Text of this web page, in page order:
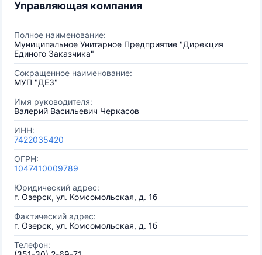
Управляющая компания
Полное наименование:
Муниципальное Унитарное Предприятие "Дирекция
Единого Заказчика"
Сокращенное наименование:
МУП "ДЕЗ"
Имя руководителя:
Валерий Васильевич Черкасов
ИНН:
7422035420
ОГРН:
1047410009789
Юридический адрес:
г. Озерск, ул. Комсомольская, д. 1б
Фактический адрес:
г. Озерск, ул. Комсомольская, д. 1б
Телефон: